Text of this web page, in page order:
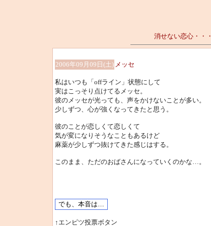
消せない恋心・・・
2006年09月09日(土) メッセ
私はいつも「offライン」状態にして
実はこっそり点けてるメッセ。
彼のメッセが光っても、声をかけないことが多い。
少しずつ、心が強くなってきたと思う。
彼のことが恋しくて恋しくて
気が変になりそうなこともあるけど
麻薬が少しずつ抜けてきた感じはする。
このまま、ただのおばさんになっていくのかな…。
↑エンピツ投票ボタン